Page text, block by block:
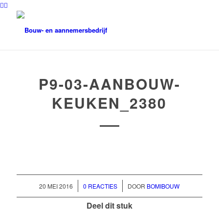
P9-03-AANBOUW-
KEUKEN_2380
20 MEI 2016
/ 0 REACTIES
/ DOOR BOMIBOUW
Deel dit stuk